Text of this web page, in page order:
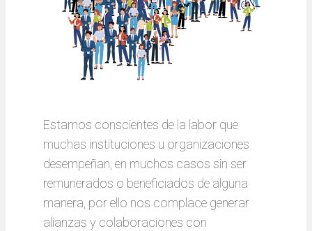
Estamos conscientes de la labor que
muchas instituciones u organizaciones
desempeñan, en muchos casos sin ser
remunerados o beneficiados de alguna
manera, por ello nos complace generar
alianzas y colaboraciones con